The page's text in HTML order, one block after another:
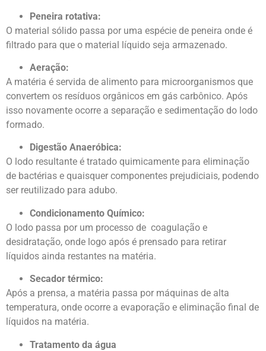
Peneira rotativa:
O material sólido passa por uma espécie de peneira onde é
filtrado para que o material líquido seja armazenado.
Aeração:
A matéria é servida de alimento para microorganismos que
convertem os resíduos orgânicos em gás carbônico. Após
isso novamente ocorre a separação e sedimentação do lodo
formado.
Digestão Anaeróbica:
O lodo resultante é tratado quimicamente para eliminação
de bactérias e quaisquer componentes prejudiciais, podendo
ser reutilizado para adubo.
Condicionamento Químico:
O lodo passa por um processo de coagulação e
desidratação, onde logo após é prensado para retirar
líquidos ainda restantes na matéria.
Secador térmico:
Após a prensa, a matéria passa por máquinas de alta
temperatura, onde ocorre a evaporação e eliminação final de
líquidos na matéria.
Tratamento da água